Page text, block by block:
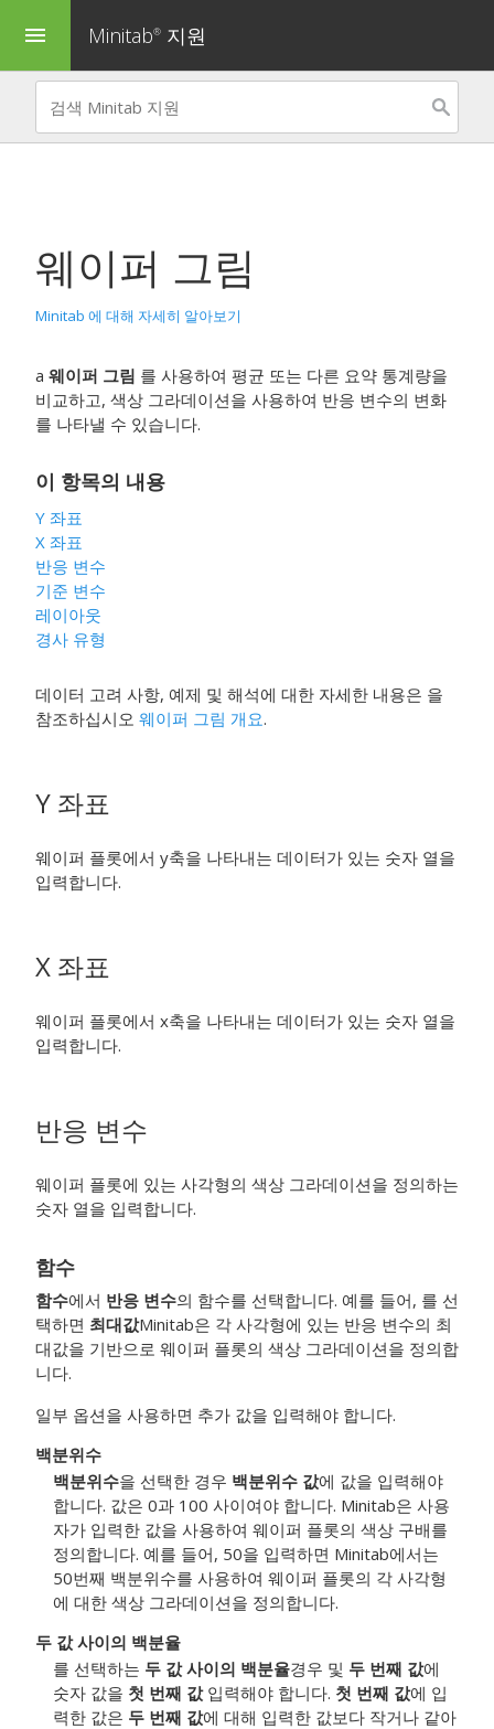
menu Minitab® 지원
웨이퍼 그림
Minitab 에 대해 자세히 알아보기
a 웨이퍼 그림 를 사용하여 평균 또는 다른 요약 통계량을
비교하고, 색상 그라데이션을 사용하여 반응 변수의 변화
를 나타낼 수 있습니다.
이 항목의 내용
Y 좌표
X 좌표
반응 변수
기준 변수
레이아웃
경사 유형
데이터 고려 사항, 예제 및 해석에 대한 자세한 내용은 을
참조하십시오 웨이퍼 그림 개요.
Y 좌표
웨이퍼 플롯에서 y축을 나타내는 데이터가 있는 숫자 열을
입력합니다.
X 좌표
웨이퍼 플롯에서 x축을 나타내는 데이터가 있는 숫자 열을
입력합니다.
반응 변수
웨이퍼 플롯에 있는 사각형의 색상 그라데이션을 정의하는
숫자 열을 입력합니다.
함수
함수에서 반응 변수의 함수를 선택합니다. 예를 들어, 를 선
택하면 최대값Minitab은 각 사각형에 있는 반응 변수의 최
대값을 기반으로 웨이퍼 플롯의 색상 그라데이션을 정의합
니다.
일부 옵션을 사용하면 추가 값을 입력해야 합니다.
백분위수
백분위수을 선택한 경우 백분위수 값에 값을 입력해야
합니다. 값은 0과 100 사이여야 합니다. Minitab은 사용
자가 입력한 값을 사용하여 웨이퍼 플롯의 색상 구배를
정의합니다. 예를 들어, 50을 입력하면 Minitab에서는
50번째 백분위수를 사용하여 웨이퍼 플롯의 각 사각형
에 대한 색상 그라데이션을 정의합니다.
두 값 사이의 백분율
를 선택하는 두 값 사이의 백분율경우 및 두 번째 값에
숫자 값을 첫 번째 값입력해야 합니다. 첫 번째 값에 입
력한 값은 두 번째 값에 대해 입력한 값보다 작거나 같아